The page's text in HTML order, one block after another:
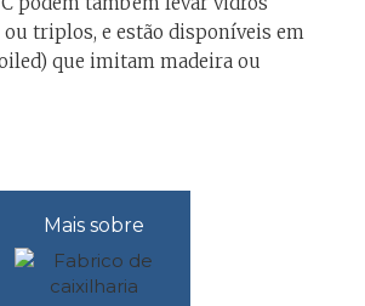
triplos, e estão disponíveis em
que imitam madeira ou
Mais sobre